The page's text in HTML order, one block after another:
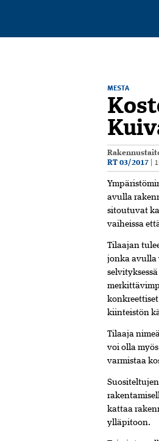
MESTA
RT 03/2017
avulla
sitoutuvat
vaiheissa
Tilaajan
jonka avulla
kiinteistön
Tilaaja
voi olla
varmistaa
kattaa
ylläpitoon.